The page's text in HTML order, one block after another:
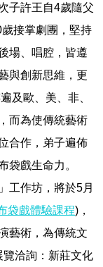
子許王自4歲隨父
接掌劇團，堅持
場、唱腔，皆遵
與創新思維，更
及歐、美、非、
而為使傳統藝術
合作，弟子遍佈
袋戲生命力。
工作坊，將於5月
袋戲體驗課程)，
藝術，為傳統文
洽詢：新莊文化